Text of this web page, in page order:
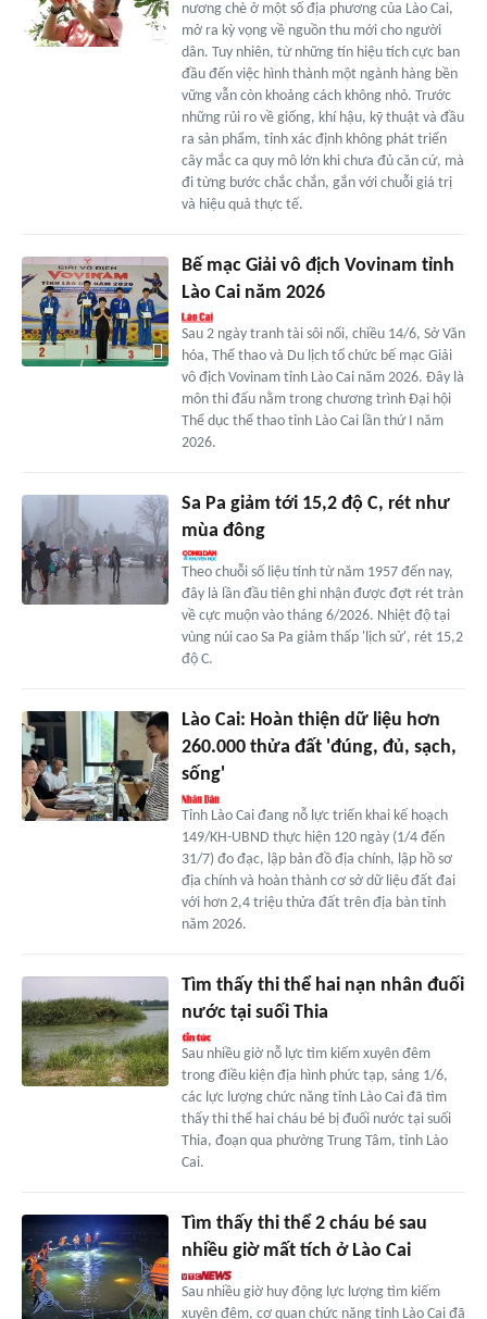
nương chè ở một số địa phương của Lào Cai,
mở ra kỳ vọng về nguồn thu mới cho người
dân. Tuy nhiên, từ những tín hiệu tích cực ban
đầu đến việc hình thành một ngành hàng bền
vững vẫn còn khoảng cách không nhỏ. Trước
những rủi ro về giống, khí hậu, kỹ thuật và đầu
ra sản phẩm, tỉnh xác định không phát triển
cây mắc ca quy mô lớn khi chưa đủ căn cứ, mà
đi từng bước chắc chắn, gắn với chuỗi giá trị
và hiệu quả thực tế.
Bế mạc Giải vô địch Vovinam tỉnh
Lào Cai năm 2026
Sau 2 ngày tranh tài sôi nổi, chiều 14/6, Sở Văn
hóa, Thể thao và Du lịch tổ chức bế mạc Giải
vô địch Vovinam tỉnh Lào Cai năm 2026. Đây là
môn thi đấu nằm trong chương trình Đại hội
Thể dục thể thao tỉnh Lào Cai lần thứ I năm
2026.
Sa Pa giảm tới 15,2 độ C, rét như
mùa đông
Theo chuỗi số liệu tính từ năm 1957 đến nay,
đây là lần đầu tiên ghi nhận được đợt rét tràn
về cực muộn vào tháng 6/2026. Nhiệt độ tại
vùng núi cao Sa Pa giảm thấp 'lịch sử', rét 15,2
độ C.
Lào Cai: Hoàn thiện dữ liệu hơn
260.000 thửa đất 'đúng, đủ, sạch,
sống'
Tỉnh Lào Cai đang nỗ lực triển khai kế hoạch
149/KH-UBND thực hiện 120 ngày (1/4 đến
31/7) đo đạc, lập bản đồ địa chính, lập hồ sơ
địa chính và hoàn thành cơ sở dữ liệu đất đai
với hơn 2,4 triệu thửa đất trên địa bàn tỉnh
năm 2026.
Tìm thấy thi thể hai nạn nhân đuối
nước tại suối Thia
Sau nhiều giờ nỗ lực tìm kiếm xuyên đêm
trong điều kiện địa hình phức tạp, sáng 1/6,
các lực lượng chức năng tỉnh Lào Cai đã tìm
thấy thi thể hai cháu bé bị đuối nước tại suối
Thia, đoạn qua phường Trung Tâm, tỉnh Lào
Cai.
Tìm thấy thi thể 2 cháu bé sau
nhiều giờ mất tích ở Lào Cai
Sau nhiều giờ huy động lực lượng tìm kiếm
xuyên đêm, cơ quan chức năng tỉnh Lào Cai đã